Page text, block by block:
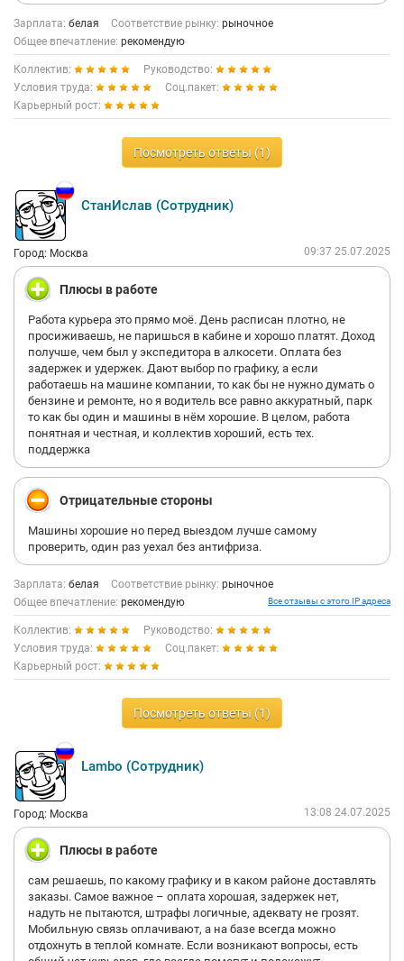
Зарплата: белая Соответствие рынку: рыночное
Общее впечатление: рекомендую
Коллектив:
Руководство:
Условия труда:
Соц.пакет:
Карьерный рост:
Посмотреть ответы (1)
СтанИслав (Сотрудник)
Город: Москва 09:37 25.07.2025
Плюсы в работе
Работа курьера это прямо моё. День расписан плотно, не
просиживаешь, не паришься в кабине и хорошо платят. Доход
получше, чем был у экспедитора в алкосети. Оплата без
задержек и удержек. Дают выбор по графику, а если
работаешь на машине компании, то как бы не нужно думать о
бензине и ремонте, но я водитель все равно аккуратный, парк
то как бы один и машины в нём хорошие. В целом, работа
понятная и честная, и коллектив хороший, есть тех.
поддержка
Отрицательные стороны
Машины хорошие но перед выездом лучше самому
проверить, один раз уехал без антифриза.
Зарплата: белая Соответствие рынку: рыночное
Общее впечатление: рекомендую Все отзывы с этого IP адреса
Коллектив:
Руководство:
Условия труда:
Соц.пакет:
Карьерный рост:
Посмотреть ответы (1)
Lambo (Сотрудник)
Город: Москва 13:08 24.07.2025
Плюсы в работе
сам решаешь, по какому графику и в каком районе доставлять
заказы. Самое важное – оплата хорошая, задержек нет,
надуть не пытаются, штрафы логичные, адеквату не грозят.
Мобильную связь оплачивают, а на базе всегда можно
отдохнуть в теплой комнате. Если возникают вопросы, есть